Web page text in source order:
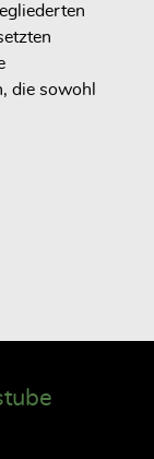
die sowohl